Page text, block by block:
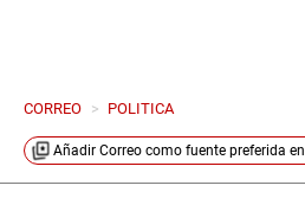
CORREO > POLITICA
Añadir Correo como fuente preferida en